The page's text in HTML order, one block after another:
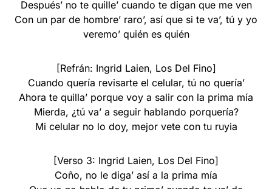
Después’ no te quille’ cuando te digan que me ven
Con un par de hombre’ raro’, así que si te va’, tú y yo
veremo’ quién es quién
[Refrán: Ingrid Laien, Los Del Fino]
Cuando quería revisarte el celular, tú no quería’
Ahora te quilla’ porque voy a salir con la prima mía
Mierda, ¿tú va’ a seguir hablando porquería?
Mi celular no lo doy, mejor vete con tu ruyia
[Verso 3: Ingrid Laien, Los Del Fino]
Coño, no le diga’ así a la prima mía